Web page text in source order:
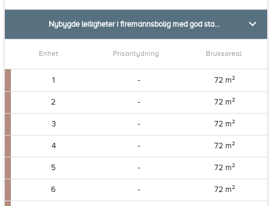
Nybygde leiligheter i firemannsbolig med god standard - To soverom - Kjøkken fra Strai - Flislagt ba
Enhet Prisantydning Bruksareal
1 - 72 m²
2 - 72 m²
3 - 72 m²
4 - 72 m²
5 - 72 m²
6 - 72 m²